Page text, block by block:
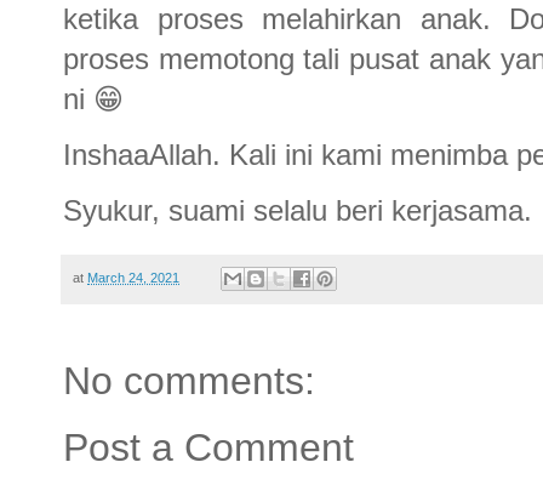
ketika proses melahirkan anak.
proses memotong tali pusat anak
ni 😁
InshaaAllah. Kali ini kami menimba
Syukur, suami selalu beri kerjasama.
at March 24, 2021
No comments:
Post a Comment